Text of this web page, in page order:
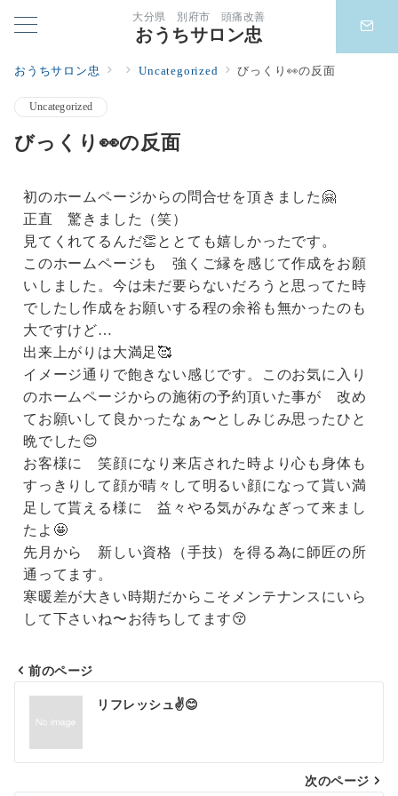
大分県 別府市 頭痛改善
おうちサロン忠
おうちサロン忠 Uncategorized びっくり👀の反面
Uncategorized
びっくり👀の反面
初のホームページからの問合せを頂きました🤗
正直 驚きました（笑）
見てくれてるんだ👏ととても嬉しかったです。
このホームページも 強くご縁を感じて作成をお願
いしました。今は未だ要らないだろうと思ってた時
でしたし作成をお願いする程の余裕も無かったのも
大ですけど…
出来上がりは大満足🥰
イメージ通りで飽きない感じです。このお気に入り
のホームページからの施術の予約頂いた事が 改め
てお願いして良かったなぁ〜としみじみ思ったひと
晩でした😊
お客様に 笑顔になり来店された時より心も身体も
すっきりして顔が晴々して明るい顔になって貰い満
足して貰える様に 益々やる気がみなぎって来まし
たよ🤩
先月から 新しい資格（手技）を得る為に師匠の所
通ってます。
寒暖差が大きい時期だからこそメンテナンスにいら
して下さいね〜お待ちしてます😚
前のページ
リフレッシュ✌️😊
次のページ